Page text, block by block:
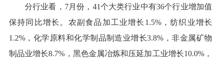
分行业看，7月份，41个大类行业中有36个行业增加值
保持同比增长。农副食品加工业增长1.5%，纺织业增长
1.2%，化学原料和化学制品制造业增长3.8%，非金属矿物
制品业增长8.7%，黑色金属冶炼和压延加工业增长10.0%，